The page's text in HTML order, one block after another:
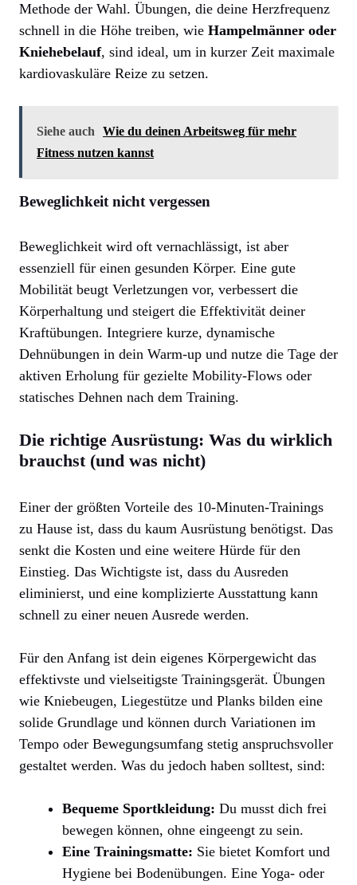
Methode der Wahl. Übungen, die deine Herzfrequenz
schnell in die Höhe treiben, wie Hampelmänner oder
Kniehebelauf, sind ideal, um in kurzer Zeit maximale
kardiovaskuläre Reize zu setzen.
Siehe auch
Wie du deinen Arbeitsweg für mehr
Fitness nutzen kannst
Beweglichkeit nicht vergessen
Beweglichkeit wird oft vernachlässigt, ist aber
essenziell für einen gesunden Körper. Eine gute
Mobilität beugt Verletzungen vor, verbessert die
Körperhaltung und steigert die Effektivität deiner
Kraftübungen. Integriere kurze, dynamische
Dehnübungen in dein Warm-up und nutze die Tage der
aktiven Erholung für gezielte Mobility-Flows oder
statisches Dehnen nach dem Training.
Die richtige Ausrüstung: Was du wirklich
brauchst (und was nicht)
Einer der größten Vorteile des 10-Minuten-Trainings
zu Hause ist, dass du kaum Ausrüstung benötigst. Das
senkt die Kosten und eine weitere Hürde für den
Einstieg. Das Wichtigste ist, dass du Ausreden
eliminierst, und eine komplizierte Ausstattung kann
schnell zu einer neuen Ausrede werden.
Für den Anfang ist dein eigenes Körpergewicht das
effektivste und vielseitigste Trainingsgerät. Übungen
wie Kniebeugen, Liegestütze und Planks bilden eine
solide Grundlage und können durch Variationen im
Tempo oder Bewegungsumfang stetig anspruchsvoller
gestaltet werden. Was du jedoch haben solltest, sind:
Bequeme Sportkleidung: Du musst dich frei
bewegen können, ohne eingeengt zu sein.
Eine Trainingsmatte: Sie bietet Komfort und
Hygiene bei Bodenübungen. Eine Yoga- oder